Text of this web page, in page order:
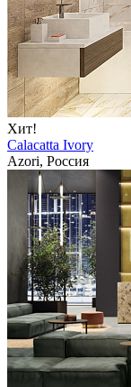
Хит!
Calacatta Ivory
Azori, Россия